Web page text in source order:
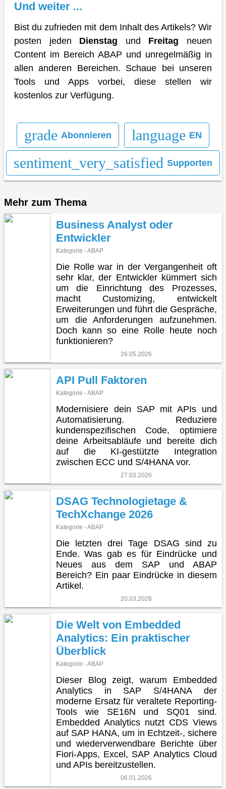
Und weiter ...
Bist du zufrieden mit dem Inhalt des Artikels? Wir
posten jeden Dienstag und Freitag neuen
Content im Bereich ABAP und unregelmäßig in
allen anderen Bereichen. Schaue bei unseren
Tools und Apps vorbei, diese stellen wir
kostenlos zur Verfügung.
grade Abonnieren language EN
sentiment_very_satisfied Supporten
Mehr zum Thema
Business Analyst oder
Entwickler
Kategorie - ABAP
Die Rolle war in der Vergangenheit oft
sehr klar, der Entwickler kümmert sich
um die Einrichtung des Prozesses,
macht Customizing, entwickelt
Erweiterungen und führt die Gespräche,
um die Anforderungen aufzunehmen.
Doch kann so eine Rolle heute noch
funktionieren?
26.05.2026
API Pull Faktoren
Kategorie - ABAP
Modernisiere dein SAP mit APIs und
Automatisierung. Reduziere
kundenspezifischen Code, optimiere
deine Arbeitsabläufe und bereite dich
auf die KI-gestützte Integration
zwischen ECC und S/4HANA vor.
27.03.2026
DSAG Technologietage &
TechXchange 2026
Kategorie - ABAP
Die letzten drei Tage DSAG sind zu
Ende. Was gab es für Eindrücke und
Neues aus dem SAP und ABAP
Bereich? Ein paar Eindrücke in diesem
Artikel.
20.03.2026
Die Welt von Embedded
Analytics: Ein praktischer
Überblick
Kategorie - ABAP
Dieser Blog zeigt, warum Embedded
Analytics in SAP S/4HANA der
moderne Ersatz für veraltete Reporting-
Tools wie SE16N und SQ01 sind.
Embedded Analytics nutzt CDS Views
auf SAP HANA, um in Echtzeit-, sichere
und wiederverwendbare Berichte über
Fiori-Apps, Excel, SAP Analytics Cloud
und APIs bereitzustellen.
06.01.2026